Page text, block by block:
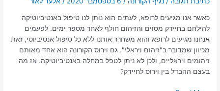
כאשר אנו מגיעים לרופא, לעתים הוא נותן לנו טיפול באנטיביוטיקה
להילחם בחיידק מסוים והזיהום חולף לאחר מספר ימים. לפעמים
אנחנו מגיעים לרופא והוא משחרר אותנו ללא כל טיפול אנטיביוטי, זאת
מכיוון שמדובר ב"זיהום ויראלי". גם וירוס הקורונה הוא אחד מאותם
זיהומים ויראליים, ולכן לא ניתן לטפל במחלה באנטיביוטיקה. אז מה
בעצם ההבדל בין וירוס לחיידק?